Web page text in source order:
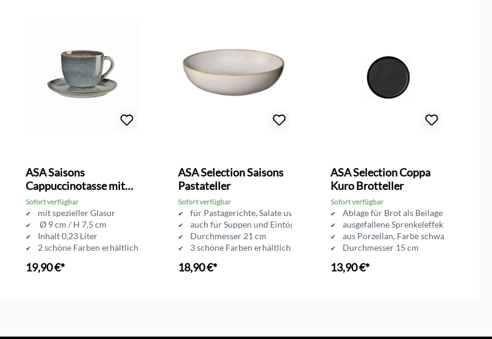
ASA Saisons
Cappuccinotasse mit
Unterer
Sofort verfügbar
mit spezieller Glasur
Ø 9 cm / H 7,5 cm
Inhalt 0,23 Liter
2 schöne Farben erhältlich
19,90 €*
ASA Selection Saisons
Pastateller
Sofort verfügbar
für Pastagerichte, Salate uvm.
auch für Suppen und Eintöpfe
Durchmesser 21 cm
3 schöne Farben erhältlich
18,90 €*
ASA Selection Coppa
Kuro Brotteller
Sofort verfügbar
Ablage für Brot als Beilage
ausgefallene Sprenkeleffekt-Glasur
aus Porzellan, Farbe schwarz matt
Durchmesser 15 cm
13,90 €*